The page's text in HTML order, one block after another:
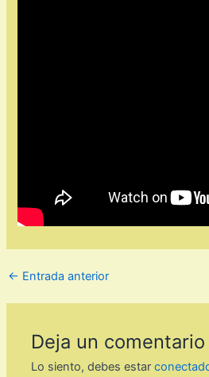
← Entrada anterior
Deja un comentario
Lo siento, debes estar